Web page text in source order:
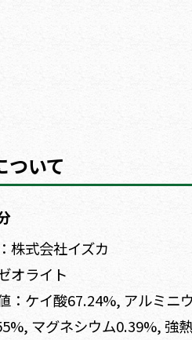
ついて
株式会社イズカ
オライト
：ケイ酸67.24%, アルミニ
マグネシウム0.39%, 強